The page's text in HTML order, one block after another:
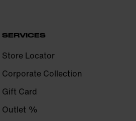
SERVICES
Store Locator
Corporate Collection
Gift Card
Outlet %